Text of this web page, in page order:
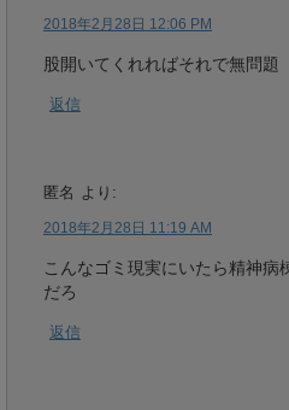
2018年2月28日 12:06 PM
股開いてくれればそれで無問題
返信
匿名 より:
2018年2月28日 11:19 AM
こんなゴミ現実にいたら精神病
だろ
返信